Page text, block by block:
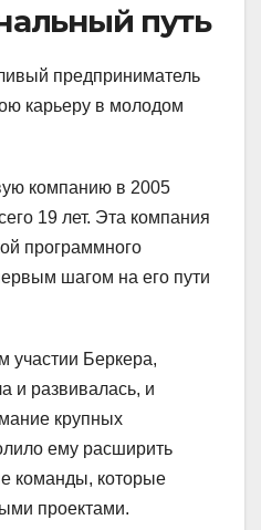
путь
предприниматель
карьеру в молодом
компанию в 2005
19 лет. Эта компания
программного
шагом на его пути
участии Беркера,
и развивалась, и
крупных
ему расширить
команды, которые
проектами.